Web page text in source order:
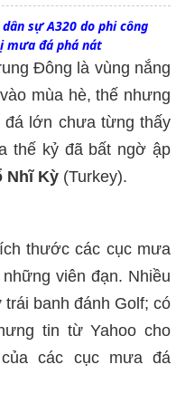
sự A320 do phi công
mưa đá phá nát
Đông là vùng nắng
mùa hè, thế nhưng
đá lớn chưa từng thấy
thế kỷ đã bất ngờ ập
Nhĩ Kỳ (Turkey).
thước các cục mưa
viên đạn. Nhiều
banh đánh Golf; có
tin từ Yahoo cho
các cục mưa đá